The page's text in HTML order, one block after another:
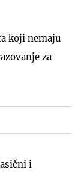
koji nemaju
za
i